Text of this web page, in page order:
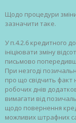
Щодо процедури
зазначити таке.
У п.4.2.6 кредитного
ініціювати зміну
письмово
При незгоді
про що свідчить факт
робочих днів
вимагати від
щодо повернення
можливих штрафних